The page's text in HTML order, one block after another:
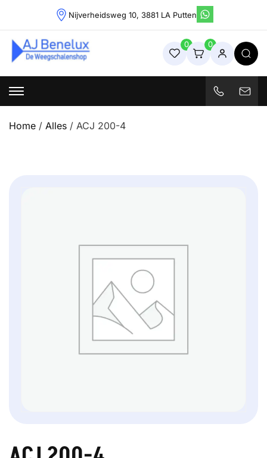
content
Nijverheidsweg 10, 3881 LA Putten
Weegschalenshop | Precisieweegschalen & Industriële
Weegoplossingen
0 0
Home / Alles / ACJ 200-4